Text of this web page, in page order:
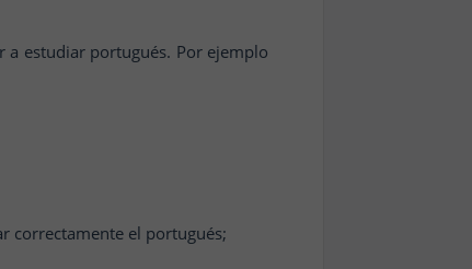
a estudiar portugués. Por ejemplo
correctamente el portugués;